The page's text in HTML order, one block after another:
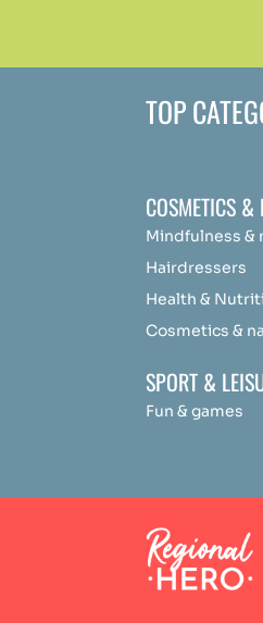
TOP
COSMETICS &
Mindfulness &
Hairdressers
Health &
Cosmetics &
SPORT &
Fun & games